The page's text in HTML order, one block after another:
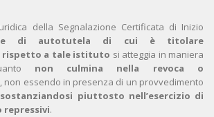
della Segnalazione Certificata di Inizio
di autotutela di cui è titolare
rispetto a tale istituto si atteggia in maniera
non culmina nella revoca o
, non essendo in presenza di un provvedimento
sostanziandosi piuttosto nell’esercizio di
.